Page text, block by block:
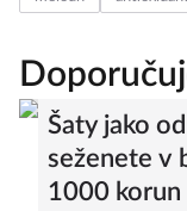
Šaty jako
seženete v
1000 korun